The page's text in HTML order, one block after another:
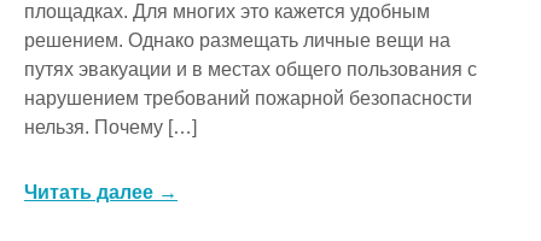
площадках. Для многих это кажется удобным
решением. Однако размещать личные вещи на
путях эвакуации и в местах общего пользования с
нарушением требований пожарной безопасности
нельзя. Почему […]
Читать далее →